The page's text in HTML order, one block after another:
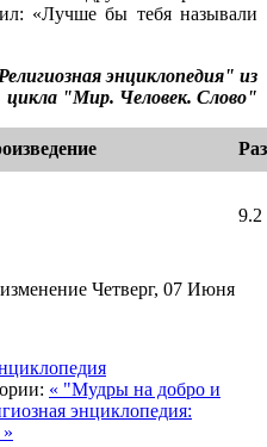
«Лучше бы тебя называли
энциклопедия" из
цикла "Мир. Человек. Слово"
Четверг, 07 Июня
« "Мудры на добро и
энциклопедия: